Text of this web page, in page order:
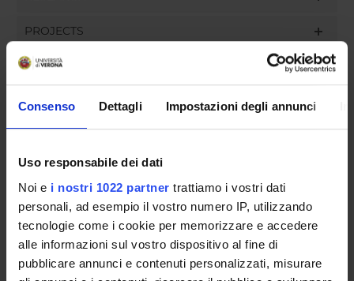
Consenso Dettagli Impostazioni degli annunci
Uso responsabile dei dati
Noi e i nostri 1022 partner trattiamo i vostri dati
personali, ad esempio il vostro numero IP, utilizzando
tecnologie come i cookie per memorizzare e accedere
alle informazioni sul vostro dispositivo al fine di
pubblicare annunci e contenuti personalizzati, misurare
PROJECTS
PUBLICATIONS
ASSIGNMENTS
ORGANIZZAZIONE
COMMITTEES